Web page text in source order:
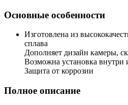
Основные особенности
Изготовлена из
сплава
Дополняет дизайн камеры,
Возможна установка
Защита от коррозии
Полное описание